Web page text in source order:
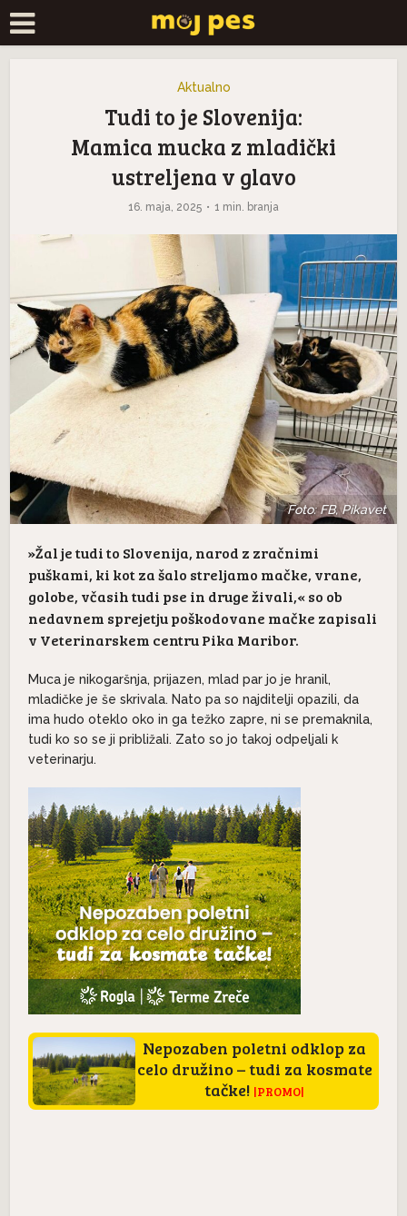
Aktualno
Tudi to je Slovenija:
Mamica mucka z mladički
ustreljena v glavo
16. maja, 2025 1 min. branja
Foto: FB, Pikavet
»Žal je tudi to Slovenija, narod z zračnimi
puškami, ki kot za šalo streljamo mačke, vrane,
golobe, včasih tudi pse in druge živali,« so ob
nedavnem sprejetju poškodovane mačke zapisali
v Veterinarskem centru Pika Maribor.
Muca je nikogaršnja, prijazen, mlad par jo je hranil,
mladičke je še skrivala. Nato pa so najditelji opazili, da
ima hudo oteklo oko in ga težko zapre, ni se premaknila,
tudi ko so se ji približali. Zato so jo takoj odpeljali k
veterinarju.
Nepozaben poletni odklop za
celo družino – tudi za kosmate
tačke! |PROMO|